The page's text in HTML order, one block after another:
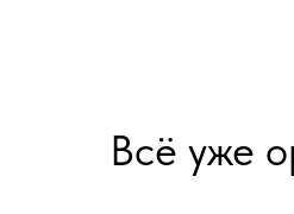
Всё уже